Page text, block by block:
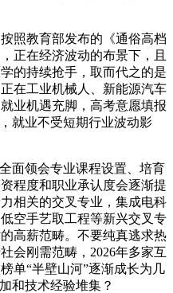
教育部发布的《通俗高档
正在经济波动的布景下，且
的持续抢手，取而代之的是
在工业机械人、新能源汽车
业机遇充脚，高考意愿填报
就业不受短期行业波动影
领会专业课程设置、培育
程度和职业承认度会逐渐提
相关的交叉专业，集成电科
空手艺取工程等新兴交叉专
高薪范畴。不要纯真逃求热
会刚需范畴，2026年多家互
单“半壁山河”逐渐成长为几
和技术经验堆集？